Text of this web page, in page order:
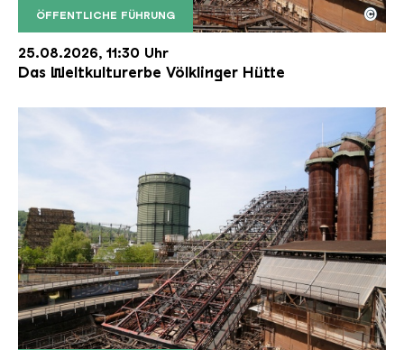
ÖFFENTLICHE FÜHRUNG
Der Erzschrägaufzug der Völklinger Hütte mit
Copyright: Weltkulturerbe Völklinger Hütte | Karl
©
25.08.2026, 11:30 Uhr
Das Weltkulturerbe Völklinger Hütte